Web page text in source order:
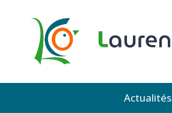
Actualités